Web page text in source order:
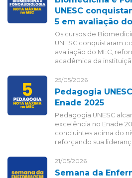
UNESC
5 em avaliação
Os cursos de
UNESC conquistaram
avaliação do MEC,
acadêmica da
25/05/2026
Pedagogia
Enade 2025
Pedagogia UNESC
excelência no Enade
concluintes acima do
reforçando sua
21/05/2026
Semana da